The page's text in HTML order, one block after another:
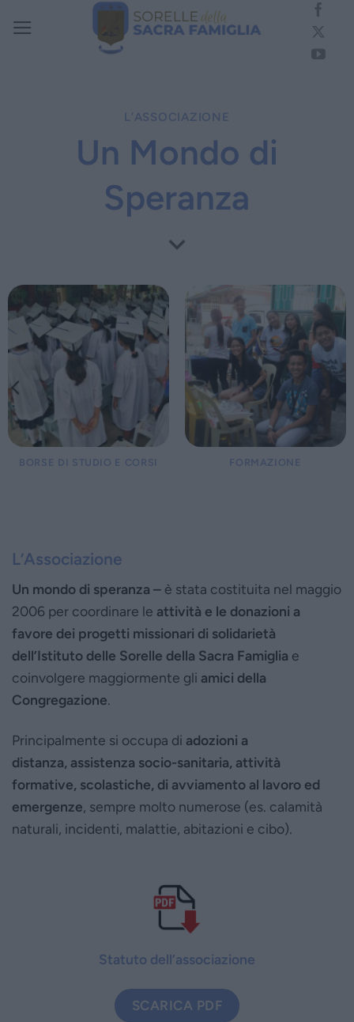
L’ASSOCIAZIONE
Un Mondo di
Speranza
BORSE DI STUDIO E CORSI FORMAZIONE
L’Associazione
Un mondo di speranza – è stata costituita nel maggio
2006 per coordinare le attività e le donazioni a
favore dei progetti missionari di solidarietà
dell’Istituto delle Sorelle della Sacra Famiglia e
coinvolgere maggiormente gli amici della
Congregazione.
Principalmente si occupa di adozioni a
distanza, assistenza socio-sanitaria, attività
formative, scolastiche, di avviamento al lavoro ed
emergenze, sempre molto numerose (es. calamità
naturali, incidenti, malattie, abitazioni e cibo).
Statuto dell’associazione
SCARICA PDF